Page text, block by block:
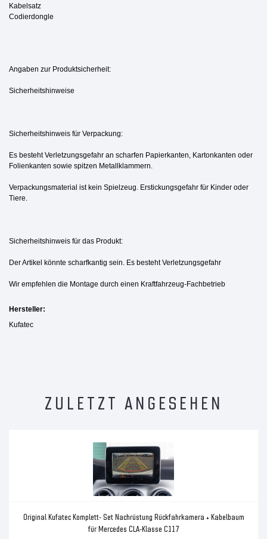
Kabelsatz
Codierdongle
Angaben zur Produktsicherheit:
Sicherheitshinweise
Sicherheitshinweis für Verpackung:
Es besteht Verletzungsgefahr an scharfen Papierkanten, Kartonkanten oder
Folienkanten sowie spitzen Metallklammern.
Verpackungsmaterial ist kein Spielzeug. Erstickungsgefahr für Kinder oder
Tiere.
Sicherheitshinweis für das Produkt:
Der Artikel könnte scharfkantig sein. Es besteht Verletzungsgefahr
Wir empfehlen die Montage durch einen Kraftfahrzeug-Fachbetrieb
Hersteller:
Kufatec
ZULETZT ANGESEHEN
Original Kufatec Komplett- Set Nachrüstung Rückfahrkamera + Kabelbaum
für Mercedes CLA-Klasse C117